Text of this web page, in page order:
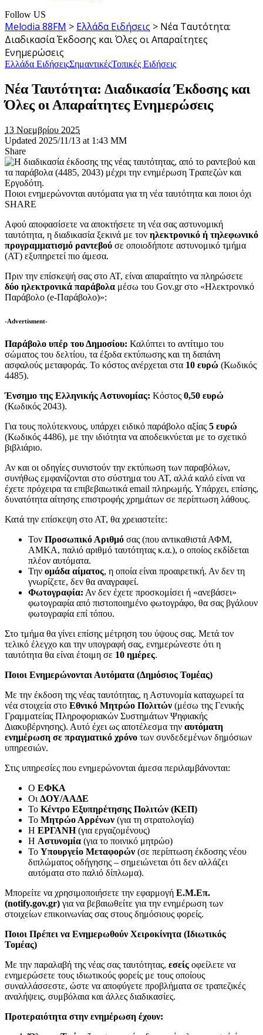
Follow US
Melodia 88FM > Ελλάδα Ειδήσεις > Νέα Ταυτότητα:
Διαδικασία Έκδοσης και Όλες οι Απαραίτητες
Ενημερώσεις
Ελλάδα ΕιδήσειςΣημαντικέςΤοπικές Ειδήσεις
Νέα Ταυτότητα: Διαδικασία Έκδοσης και
Όλες οι Απαραίτητες Ενημερώσεις
13 Νοεμβρίου 2025
Updated 2025/11/13 at 1:43 ΜΜ
Share
Ποιοι ενημερώνονται αυτόματα για τη νέα ταυτότητα και ποιοι όχι
SHARE
Αφού αποφασίσετε να αποκτήσετε τη νέα σας αστυνομική
ταυτότητα, η διαδικασία ξεκινά με τον ηλεκτρονικό ή τηλεφωνικό
προγραμματισμό ραντεβού σε οποιοδήποτε αστυνομικό τμήμα
(ΑΤ) εξυπηρετεί πιο άμεσα.
Πριν την επίσκεψή σας στο ΑΤ, είναι απαραίτητο να πληρώσετε
δύο ηλεκτρονικά παράβολα μέσω του Gov.gr στο «Ηλεκτρονικό
Παράβολο (e-Παράβολο)»:
-Advertisment-
Παράβολο υπέρ του Δημοσίου: Καλύπτει το αντίτιμο του
σώματος του δελτίου, τα έξοδα εκτύπωσης και τη δαπάνη
ασφαλούς μεταφοράς. Το κόστος ανέρχεται στα 10 ευρώ (Κωδικός
4485).
Ένσημο της Ελληνικής Αστυνομίας: Κόστος 0,50 ευρώ
(Κωδικός 2043).
Για τους πολύτεκνους, υπάρχει ειδικό παράβολο αξίας 5 ευρώ
(Κωδικός 4486), με την ιδιότητα να αποδεικνύεται με το σχετικό
βιβλιάριο.
Αν και οι οδηγίες συνιστούν την εκτύπωση των παραβόλων,
συνήθως εμφανίζονται στο σύστημα του ΑΤ, αλλά καλό είναι να
έχετε πρόχειρα τα επιβεβαιωτικά email πληρωμής. Υπάρχει, επίσης,
δυνατότητα αίτησης επιστροφής χρημάτων σε περίπτωση λάθους.
Κατά την επίσκεψη στο ΑΤ, θα χρειαστείτε:
Τον Προσωπικό Αριθμό σας (που αντικαθιστά ΑΦΜ,
ΑΜΚΑ, παλιό αριθμό ταυτότητας κ.α.), ο οποίος εκδίδεται
πλέον αυτόματα.
Την ομάδα αίματος, η οποία είναι προαιρετική. Αν δεν τη
γνωρίζετε, δεν θα αναγραφεί.
Φωτογραφία: Αν δεν έχετε προσκομίσει ή «ανεβάσει»
φωτογραφία από πιστοποιημένο φωτογράφο, θα σας βγάλουν
φωτογραφία επί τόπου.
Στο τμήμα θα γίνει επίσης μέτρηση του ύψους σας. Μετά τον
τελικό έλεγχο και την υπογραφή σας, ενημερώνεστε ότι η
ταυτότητα θα είναι έτοιμη σε 10 ημέρες.
Ποιοι Ενημερώνονται Αυτόματα (Δημόσιος Τομέας)
Με την έκδοση της νέας ταυτότητας, η Αστυνομία καταχωρεί τα
νέα στοιχεία στο Εθνικό Μητρώο Πολιτών (μέσω της Γενικής
Γραμματείας Πληροφοριακών Συστημάτων Ψηφιακής
Διακυβέρνησης). Αυτό έχει ως αποτέλεσμα την αυτόματη
ενημέρωση σε πραγματικό χρόνο των συνδεδεμένων δημόσιων
υπηρεσιών.
Στις υπηρεσίες που ενημερώνονται άμεσα περιλαμβάνονται:
Ο ΕΦΚΑ
ΟιΔΟΥ/ΑΑΔΕ
Το Κέντρο Εξυπηρέτησης Πολιτών (ΚΕΠ)
Το Μητρώο Αρρένων (για τη στρατολογία)
Η ΕΡΓΑΝΗ(για εργαζομένους)
Η Αστυνομία (για το ποινικό μητρώο)
Το Υπουργείο Μεταφορών (σε περίπτωση έκδοσης νέου
διπλώματος οδήγησης – σημειώνεται ότι δεν αλλάζει
αυτόματα στο παλιό δίπλωμα).
Μπορείτε να χρησιμοποιήσετε την εφαρμογή Ε.Μ.Επ.
(notify.gov.gr) για να βεβαιωθείτε για την ενημέρωση των
στοιχείων επικοινωνίας σας στους δημόσιους φορείς.
Ποιοι Πρέπει να Ενημερωθούν Χειροκίνητα (Ιδιωτικός
Τομέας)
Με την παραλαβή της νέας σας ταυτότητας, εσείς οφείλετε να
ενημερώσετε τους ιδιωτικούς φορείς με τους οποίους
συναλλάσσεστε, ώστε να αποφύγετε προβλήματα σε τραπεζικές
αναλήψεις, συμβόλαια και άλλες διαδικασίες.
Προτεραιότητα στην ενημέρωση έχουν: